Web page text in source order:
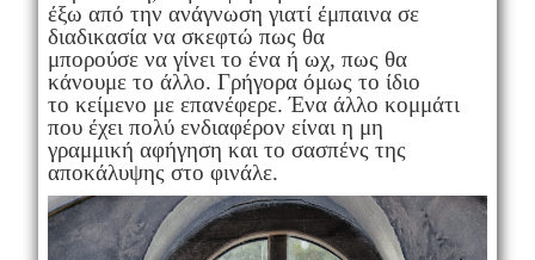
έξω από την ανάγνωση γιατί έμπαινα σε
διαδικασία να σκεφτώ πως θα
μπορούσε να γίνει το ένα ή ωχ, πως θα
κάνουμε το άλλο. Γρήγορα όμως το ίδιο
το κείμενο με επανέφερε. Ένα άλλο κομμάτι
που έχει πολύ ενδιαφέρον είναι η μη
γραμμική αφήγηση και το σασπένς της
αποκάλυψης στο φινάλε.